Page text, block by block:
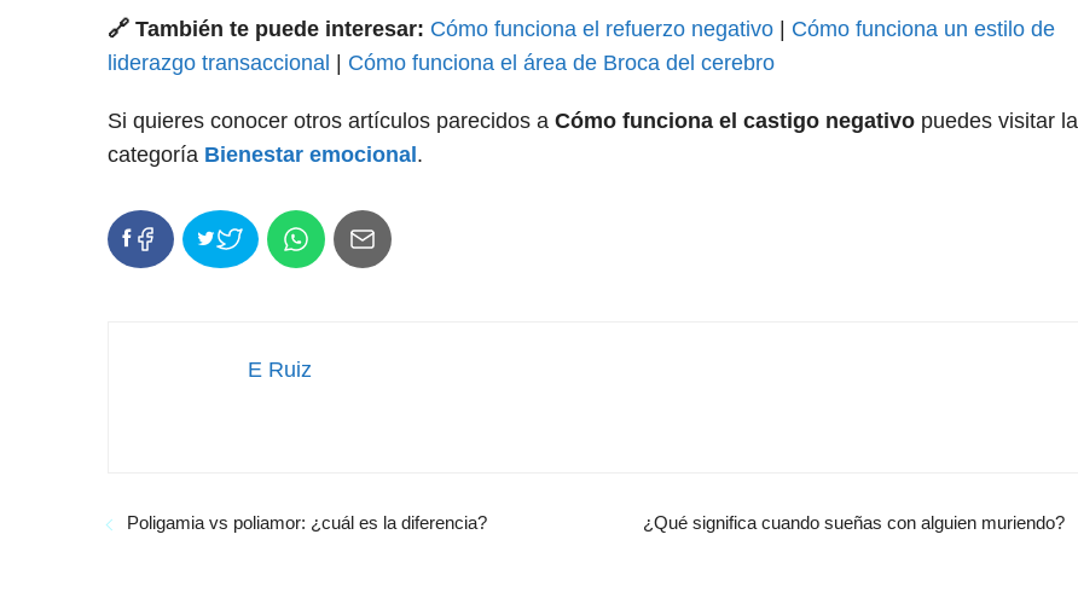
🔗 También te puede interesar: Cómo funciona el refuerzo negativo| Cómo funciona un estilo de
liderazgo transaccional | Cómo funciona el área de Broca del cerebro
Si quieres conocer otros artículos parecidos a Cómo funciona el castigo negativopuedes visitar la
categoría Bienestar emocional.
E Ruiz
Poligamia vs poliamor: ¿cuál es la diferencia? ¿Qué significa cuando sueñas con alguien muriendo?